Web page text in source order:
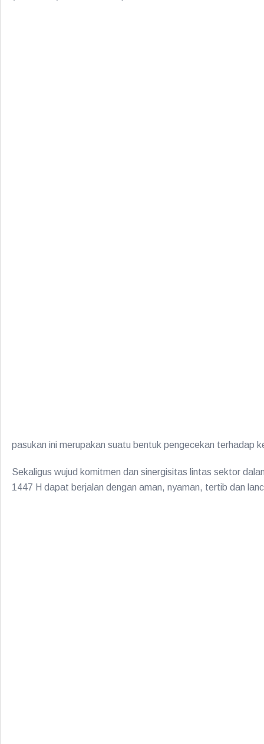
pasukan ini merupakan suatu bentuk pengecekan terhadap
Sekaligus wujud komitmen dan sinergisitas lintas sektor
1447 H dapat berjalan dengan aman, nyaman, tertib dan